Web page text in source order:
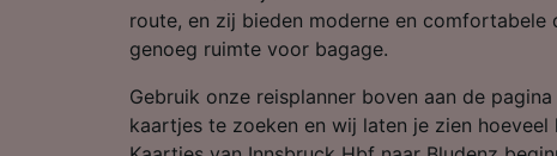
route, en zij bieden moderne en comfortabele
genoeg ruimte voor bagage.
Gebruik onze reisplanner boven aan de
kaartjes te zoeken en wij laten je zien
scannen
openen.